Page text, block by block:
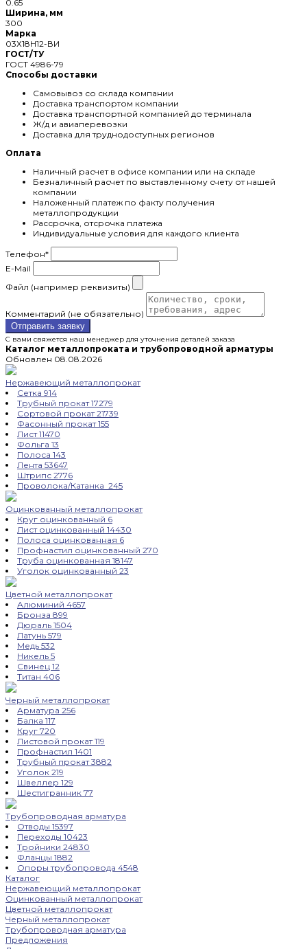
0.65
Ширина, мм
300
Марка
03Х18Н12-ВИ
ГОСТ/ТУ
ГОСТ 4986-79
Способы доставки
Самовывоз со склада компании
Доставка транспортом компании
Доставка транспортной компанией до терминала
Ж/д и авиаперевозки
Доставка для труднодоступных регионов
Оплата
Наличный расчет в офисе компании или на складе
Безналичный расчет по выставленному счету от нашей
компании
Наложенный платеж по факту получения
металлопродукции
Рассрочка, отсрочка платежа
Индивидуальные условия для каждого клиента
Телефон*
E-Mail
Файл (например реквизиты)
Комментарий (не обязательно)
Отправить заявку
С вами свяжется наш менеджер для уточнения деталей заказа
Каталог металлопроката и трубопроводной арматуры
Обновлен 08.08.2026
Нержавеющий металлопрокат
Сетка 914
Трубный прокат17279
Сортовой прокат21739
Фасонный прокат155
Лист11470
Фольга 13
Полоса 143
Лента 53647
Штрипс 2776
Проволока/Катанка 245
Оцинкованный металлопрокат
Круг оцинкованный 6
Лист оцинкованный 14430
Полоса оцинкованная 6
Профнастил оцинкованный 270
Труба оцинкованная 18147
Уголок оцинкованный 23
Цветной металлопрокат
Алюминий 4657
Бронза 899
Дюраль 1504
Латунь 579
Медь 532
Никель 5
Свинец 12
Титан 406
Черный металлопрокат
Арматура 256
Балка 117
Круг 720
Листовой прокат119
Профнастил 1401
Трубный прокат3882
Уголок 219
Швеллер 129
Шестигранник 77
Трубопроводная арматура
Отводы 15397
Переходы 10423
Тройники 24830
Фланцы 1882
Опоры трубопровода 4548
Каталог
Нержавеющий металлопрокат
Оцинкованный металлопрокат
Цветной металлопрокат
Черный металлопрокат
Трубопроводная арматура
Предложения